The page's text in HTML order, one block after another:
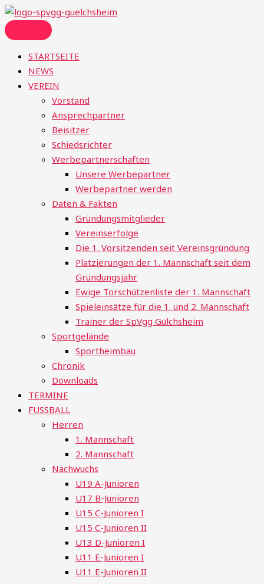
Zum
Inhalt
springen
STARTSEITE
NEWS
VEREIN
Vorstand
Ansprechpartner
Beisitzer
Schiedsrichter
Werbepartnerschaften
Unsere Werbepartner
Werbepartner werden
Daten & Fakten
Gründungsmitglieder
Vereinserfolge
Die 1. Vorsitzenden seit Vereinsgründung
Platzierungen der 1. Mannschaft seit dem
Gründungsjahr
Ewige Torschützenliste der 1. Mannschaft
Spieleinsätze für die 1. und 2. Mannschaft
Trainer der SpVgg Gülchsheim
Sportgelände
Sportheimbau
Chronik
Downloads
TERMINE
FUSSBALL
Herren
1. Mannschaft
2. Mannschaft
Nachwuchs
U19 A-Junioren
U17 B-Junioren
U15 C-Junioren I
U15 C-Junioren II
U13 D-Junioren I
U11 E-Junioren I
U11 E-Junioren II
Menü